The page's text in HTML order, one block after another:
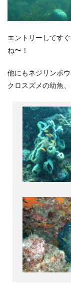
エントリーしてす
ね〜！
他にもネジリンボ
クロスズメの幼魚